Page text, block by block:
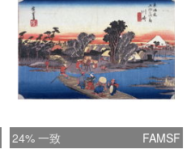
24% 一致 FAMSF